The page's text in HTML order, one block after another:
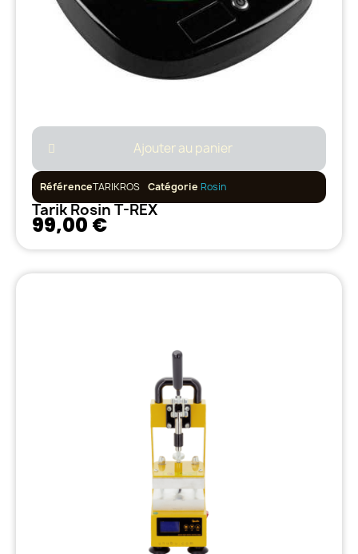
Ajouter au panier
RéférenceTARIKROS Catégorie Rosin
Tarik Rosin T-REX
99,00 €